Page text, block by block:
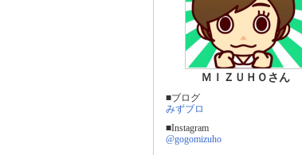
ＭＩＺＵＨＯさん
■ブログ
みずブロ
■Instagram
@gogomizuho